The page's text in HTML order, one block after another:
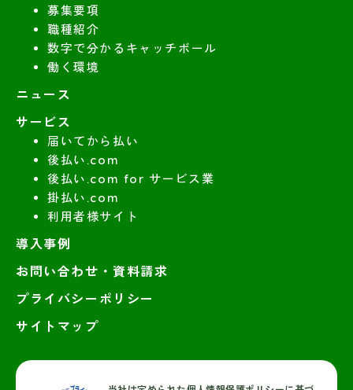
募集要項
職種紹介
数字で分かるキャッチボール
働く環境
ニュース
サービス
届いてから払い
後払い.com
後払い.com for サービス業
掛払い.com
利用者様サイト
導入事例
お問い合わせ・資料請求
プライバシーポリシー
サイトマップ